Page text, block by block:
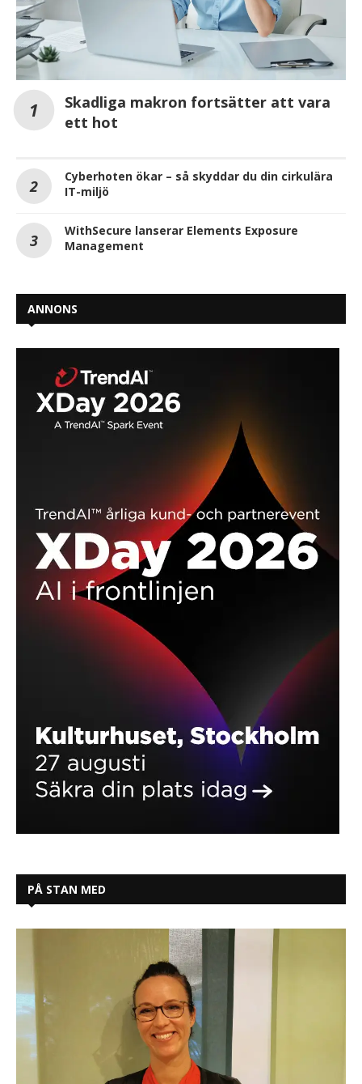
Skadliga makron fortsätter att vara
ett hot
Cyberhoten ökar – så skyddar du din cirkulära
IT-miljö
WithSecure lanserar Elements Exposure
Management
ANNONS
PÅ STAN MED